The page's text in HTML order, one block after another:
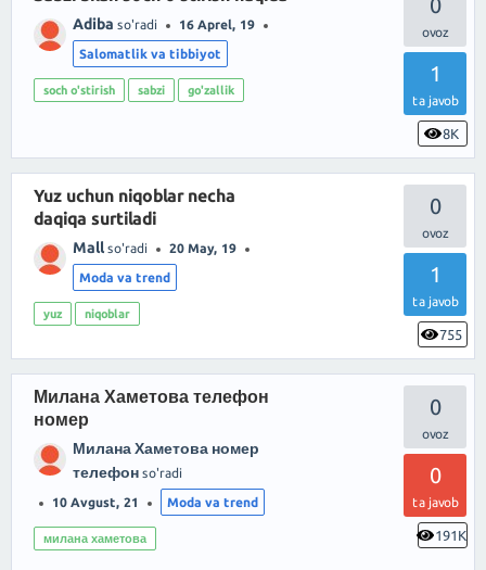
1
ta javob
8K
Adiba so'radi 16 Aprel, 19
Salomatlik va tibbiyot
soch o'stirish sabzi go'zallik
0
1
ta javob
755
Yuz uchun niqoblar necha
daqiqa surtiladi
Mall so'radi 20 May, 19
Moda va trend
yuz niqoblar
0
0
ta javob
191K
Милана Хаметова телефон
номер
Милана Хаметова номер
телефон so'radi
10 Avgust, 21 Moda va trend
милана хаметова